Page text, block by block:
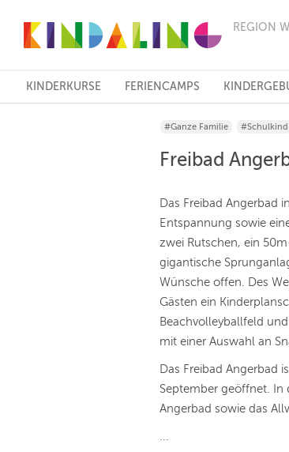
REGION
KÖLN
DRESDEN
WIEN
ZÜRICH
ANDERE
KINDERKURSE FERIENCAMPS
#Ganze Familie #Schulkind
Freibad
Das Freibad Angerbad
Entspannung sowie
zwei Rutschen, ein
gigantische
Wünsche offen. Des
Gästen ein
Beachvolleyballfeld
mit einer Auswahl an
Das Freibad Angerbad
September geöffnet. In
Angerbad sowie das